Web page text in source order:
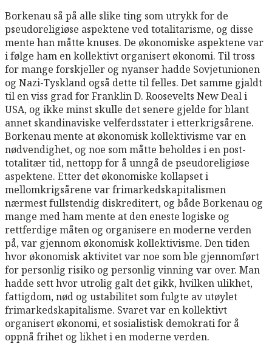
Borkenau så på alle slike ting som utrykk for de
pseudoreligiøse aspektene ved totalitarisme, og disse
mente han måtte knuses. De økonomiske aspektene var
i følge ham en kollektivt organisert økonomi. Til tross
for mange forskjeller og nyanser hadde Sovjetunionen
og Nazi-Tyskland også dette til felles. Det samme gjaldt
til en viss grad for Franklin D. Roosevelts New Deal i
USA, og ikke minst skulle det senere gjelde for blant
annet skandinaviske velferdsstater i etterkrigsårene.
Borkenau mente at økonomisk kollektivisme var en
nødvendighet, og noe som måtte beholdes i en post-
totalitær tid, nettopp for å unngå de pseudoreligiøse
aspektene. Etter det økonomiske kollapset i
mellomkrigsårene var frimarkedskapitalismen
nærmest fullstendig diskreditert, og både Borkenau og
mange med ham mente at den eneste logiske og
rettferdige måten og organisere en moderne verden
på, var gjennom økonomisk kollektivisme. Den tiden
hvor økonomisk aktivitet var noe som ble gjennomført
for personlig risiko og personlig vinning var over. Man
hadde sett hvor utrolig galt det gikk, hvilken ulikhet,
fattigdom, nød og ustabilitet som fulgte av utøylet
frimarkedskapitalisme. Svaret var en kollektivt
organisert økonomi, et sosialistisk demokrati for å
oppnå frihet og likhet i en moderne verden.